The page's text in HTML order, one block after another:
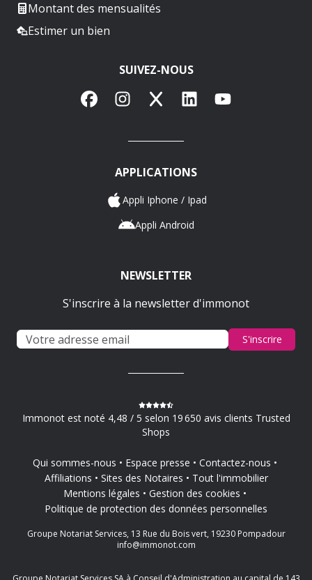
Montant des mensualités
Estimer un bien
SUIVEZ-NOUS
FacebookInstagram
X LinkedInYouTube
APPLICATIONS
Appli Iphone / Ipad
Appli Android
NEWSLETTER
S'inscrire à la newsletter d'immonot
S'inscrire
Immonot est noté 4,48 / 5 selon 19 650 avis clients Trusted
Shops
Qui sommes-nous Espace presse
Contactez-nous
Affiliations
Sites des Notaires
Tout l'immobilier
Mentions légales
Gestion des cookies
Politique de protection des données personnelles
Groupe Notariat Services, 13 Rue du Bois vert, 19230 Pompadour
info@immonot.com